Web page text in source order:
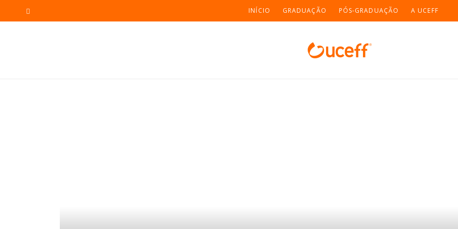
INÍCIO GRADUAÇÃO PÓS-GRADUAÇÃO A UCEFF